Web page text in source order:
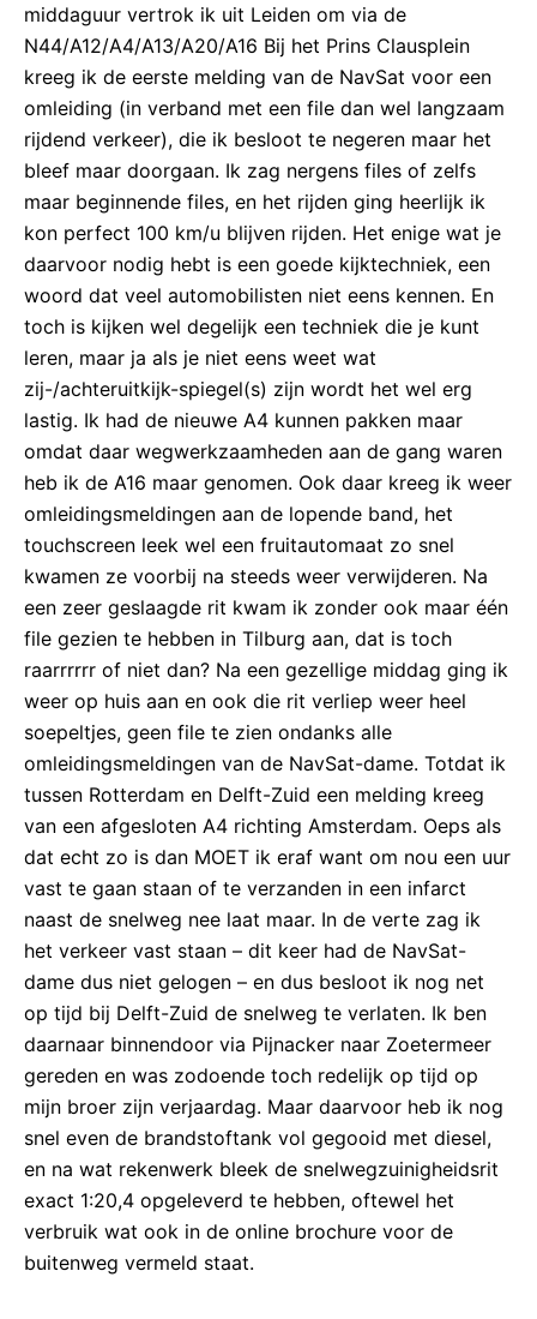
middaguur vertrok ik uit Leiden om via de
N44/A12/A4/A13/A20/A16 Bij het Prins Clausplein
kreeg ik de eerste melding van de NavSat voor een
omleiding (in verband met een file dan wel langzaam
rijdend verkeer), die ik besloot te negeren maar het
bleef maar doorgaan. Ik zag nergens files of zelfs
maar beginnende files, en het rijden ging heerlijk ik
kon perfect 100 km/u blijven rijden. Het enige wat je
daarvoor nodig hebt is een goede kijktechniek, een
woord dat veel automobilisten niet eens kennen. En
toch is kijken wel degelijk een techniek die je kunt
leren, maar ja als je niet eens weet wat
zij-/achteruitkijk-spiegel(s) zijn wordt het wel erg
lastig. Ik had de nieuwe A4 kunnen pakken maar
omdat daar wegwerkzaamheden aan de gang waren
heb ik de A16 maar genomen. Ook daar kreeg ik weer
omleidingsmeldingen aan de lopende band, het
touchscreen leek wel een fruitautomaat zo snel
kwamen ze voorbij na steeds weer verwijderen. Na
een zeer geslaagde rit kwam ik zonder ook maar één
file gezien te hebben in Tilburg aan, dat is toch
raarrrrrr of niet dan? Na een gezellige middag ging ik
weer op huis aan en ook die rit verliep weer heel
soepeltjes, geen file te zien ondanks alle
omleidingsmeldingen van de NavSat-dame. Totdat ik
tussen Rotterdam en Delft-Zuid een melding kreeg
van een afgesloten A4 richting Amsterdam. Oeps als
dat echt zo is dan MOET ik eraf want om nou een uur
vast te gaan staan of te verzanden in een infarct
naast de snelweg nee laat maar. In de verte zag ik
het verkeer vast staan – dit keer had de NavSat-
dame dus niet gelogen – en dus besloot ik nog net
op tijd bij Delft-Zuid de snelweg te verlaten. Ik ben
daarnaar binnendoor via Pijnacker naar Zoetermeer
gereden en was zodoende toch redelijk op tijd op
mijn broer zijn verjaardag. Maar daarvoor heb ik nog
snel even de brandstoftank vol gegooid met diesel,
en na wat rekenwerk bleek de snelwegzuinigheidsrit
exact 1:20,4 opgeleverd te hebben, oftewel het
verbruik wat ook in de online brochure voor de
buitenweg vermeld staat.